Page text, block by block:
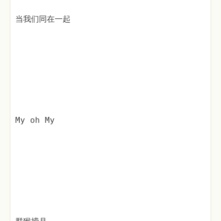
当我们同在一起
My oh My